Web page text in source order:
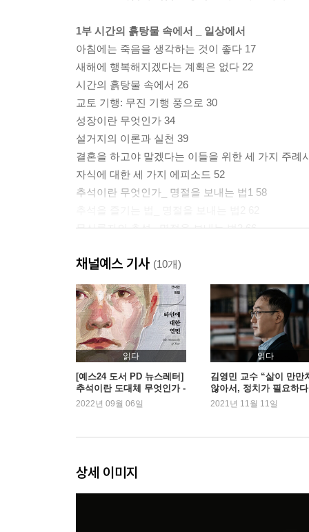
1부 시간의 흙탕물 속에서 _ 일상에서
아침에는 죽음을 생각하는 것이 좋다 17
새해에 행복해지겠다는 계획은 없다 22
시간의 흙탕물 속에서 26
교토 기행: 무진 기행 풍으로 30
성장이란 무엇인가 34
설거지의 이론과 실천 39
결혼을 하고야 말겠다는 이들을 위한 세 가지 주례
자식에 대한 세 가지 에피소드 52
추석이란 무엇인가_ 명절을 보내는 법1 58
무신론자의 추석_ 명절을 보내는 법3 66
2부 희미한 희망 속에서 _ 학교에서
수능 이후 73
신입생을 위한 무협지 77
이른바 엘리트가 되겠다는 학생들을 위한 격려사
만화책이 아니면 죽음을 달라 86
대학원에 가고 싶은데요 91
레이디 버드와 소공녀 96
아이 캔 스피크 101
K교수의 국가론 105
노예가 되지 않는 법 121
서울대학교의 정체성 125
채널예스 기사 (10개)
읽다
[예스24 도서 PD 뉴스레터]
추석이란 도대체 무엇인가 -
『타인에 대한 연민』 외
2022년 09월 06일
읽다
김영민 교수 “삶이 만만
않아서, 정치가 필요하
2021년 11월 11일
상세 이미지